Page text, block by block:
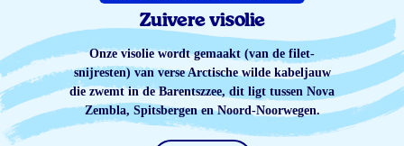
Zuivere visolie
Onze visolie wordt gemaakt (van de filet-
snijresten) van verse Arctische wilde kabeljauw
die zwemt in de Barentszzee, dit ligt tussen Nova
Zembla, Spitsbergen en Noord-Noorwegen.